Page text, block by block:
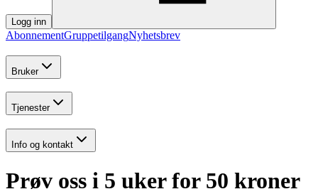
Logg inn
AbonnementGruppetilgangNyhetsbrev
Bruker
Tjenester
Info og kontakt
Prøv oss i 5 uker for 50 kroner